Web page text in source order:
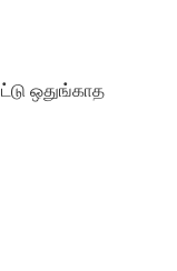
ஒதுங்காத